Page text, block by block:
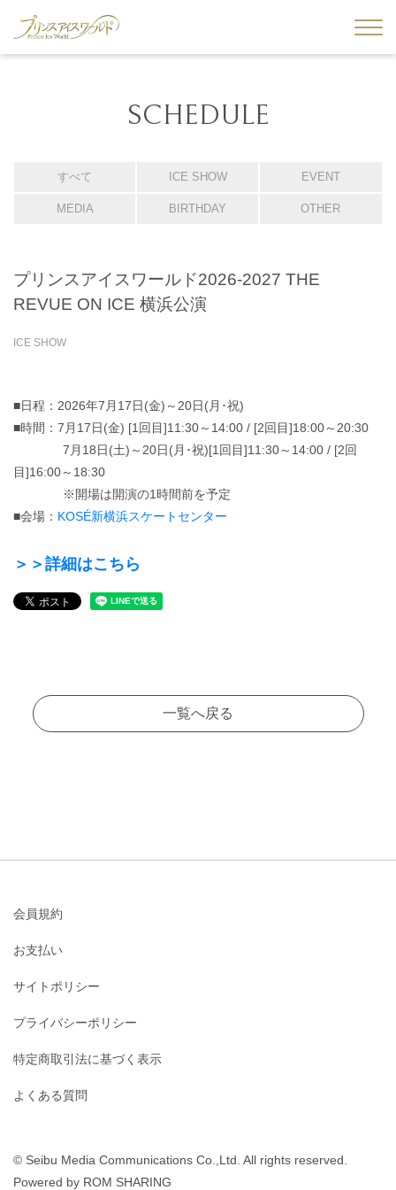
SCHEDULE
すべて ICE SHOW EVENT
MEDIA BIRTHDAY OTHER
プリンスアイスワールド2026-2027 THE
REVUE ON ICE 横浜公演
ICE SHOW
■日程：2026年7月17日(金)～20日(月･祝)
■時間：7月17日(金) [1回目]11:30～14:00 / [2回目]18:00～20:30
7月18日(土)～20日(月･祝)[1回目]11:30～14:00 / [2回
目]16:00～18:30
※開場は開演の1時間前を予定
■会場： KOSÉ新横浜スケートセンター
＞＞詳細はこちら
一覧へ戻る
会員規約
お支払い
サイトポリシー
プライバシーポリシー
特定商取引法に基づく表示
よくある質問
© Seibu Media Communications Co.,Ltd. All rights reserved.
Powered by ROM SHARING